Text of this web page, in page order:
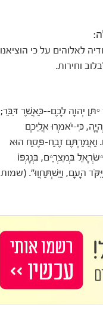
לאלוהים על כי הוציאנו
וחירות.
יְהוָה לָכֶם--כַּאֲשֶׁר דִּבֵּר;
כִּי-יֹאמְרוּ אֲלֵיכֶם
וַאֲמַרְתֶּם זֶבַח-פֶּסַח הוּא
בְּמִצְרַיִם, בְּנָגְפּוֹ
הָעָם, וַיִּשְׁתַּחֲווּ". (שמות